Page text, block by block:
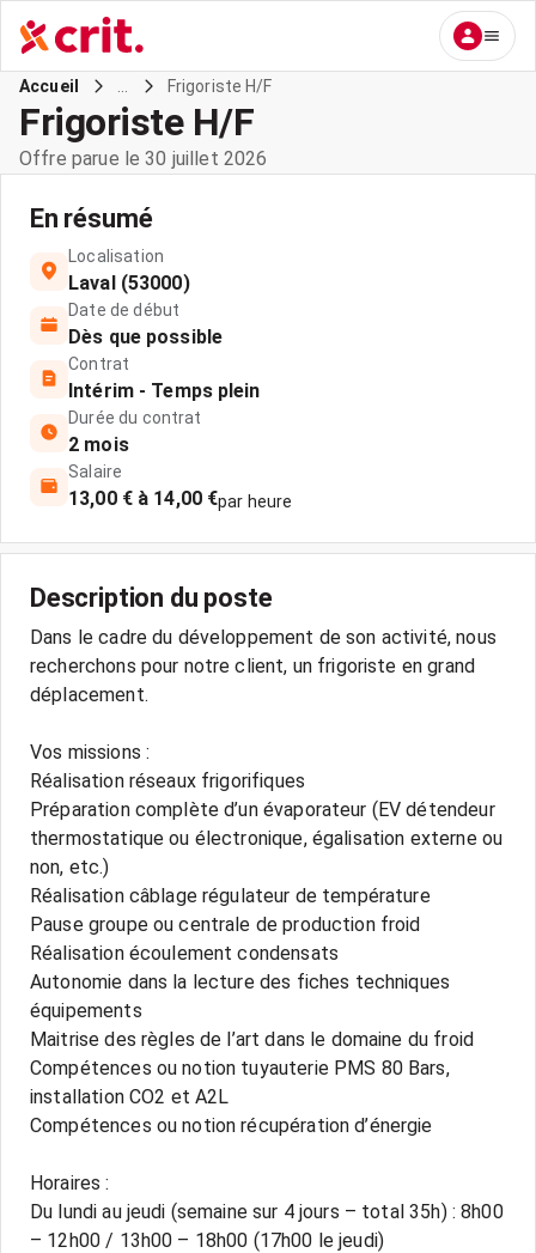
Accueil Frigoriste H/F
Frigoriste H/F
Offre parue le 30 juillet 2026
En résumé
Localisation
Laval (53000)
Date de début
Dès que possible
Contrat
Intérim - Temps plein
Durée du contrat
2 mois
Salaire
13,00 € à 14,00 €par heure
Description du poste
Dans le cadre du développement de son activité, nous
recherchons pour notre client, un frigoriste en grand
déplacement.
Vos missions :
Réalisation réseaux frigorifiques
Préparation complète d’un évaporateur (EV détendeur
thermostatique ou électronique, égalisation externe ou
non, etc.)
Réalisation câblage régulateur de température
Pause groupe ou centrale de production froid
Réalisation écoulement condensats
Autonomie dans la lecture des fiches techniques
équipements
Maitrise des règles de l’art dans le domaine du froid
Compétences ou notion tuyauterie PMS 80 Bars,
installation CO2 et A2L
Compétences ou notion récupération d’énergie
Horaires :
Du lundi au jeudi (semaine sur 4 jours – total 35h) : 8h00
– 12h00 / 13h00 – 18h00 (17h00 le jeudi)